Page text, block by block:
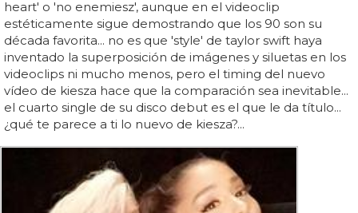
heart' o 'no enemiesz', aunque en el videoclip
estéticamente sigue demostrando que los 90 son su
década favorita... no es que 'style' de taylor swift haya
inventado la superposición de imágenes y siluetas en los
videoclips ni mucho menos, pero el timing del nuevo
vídeo de kiesza hace que la comparación sea inevitable...
el cuarto single de su disco debut es el que le da título...
¿qué te parece a ti lo nuevo de kiesza?...